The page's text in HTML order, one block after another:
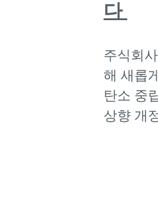
다
주식회
해 새롭
탄소 중
상향 개